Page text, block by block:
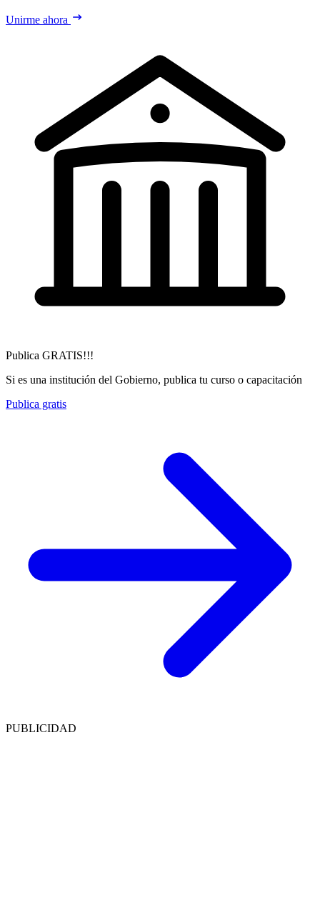
Unirme ahora
Publica GRATIS!!!
Si es una institución del Gobierno, publica tu curso o capacitación
Publica gratis
PUBLICIDAD